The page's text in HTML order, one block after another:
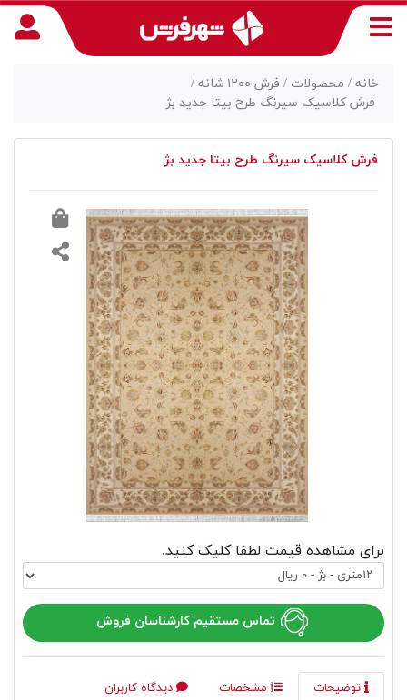
خانه / محصولات / فرش ۱۲۰۰ شانه /
فرش کلاسیک سیرنگ طرح بیتا جدید بژ
فرش کلاسیک سیرنگ طرح بیتا جدید بژ
برای مشاهده قیمت لطفا کلیک کنید.
تماس مستقیم کارشناسان فروش
توضیحات مشخصات
دیدگاه کاربران